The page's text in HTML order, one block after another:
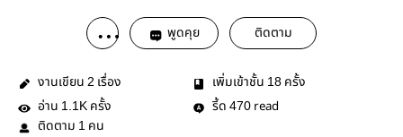
พูดคุย ติดตาม
งานเขียน 2 เรื่อง เพิ่มเข้าชั้น 18 ครั้ง
อ่าน 1.1K ครั้ง รี้ด 470 read
ติดตาม 1 คน